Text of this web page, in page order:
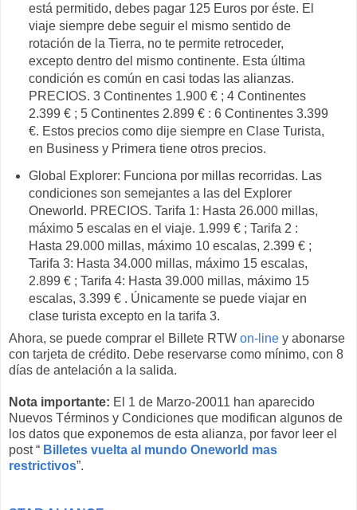
está permitido, debes pagar 125 Euros por éste. El
viaje siempre debe seguir el mismo sentido de
rotación de la Tierra, no te permite retroceder,
excepto dentro del mismo continente. Esta última
condición es común en casi todas las alianzas.
PRECIOS. 3 Continentes 1.900 € ; 4 Continentes
2.399 € ; 5 Continentes 2.899 € : 6 Continentes 3.399
€. Estos precios como dije siempre en Clase Turista,
en Business y Primera tiene otros precios.
Global Explorer: Funciona por millas recorridas. Las
condiciones son semejantes a las del Explorer
Oneworld. PRECIOS. Tarifa 1: Hasta 26.000 millas,
máximo 5 escalas en el viaje. 1.999 € ; Tarifa 2 :
Hasta 29.000 millas, máximo 10 escalas, 2.399 € ;
Tarifa 3: Hasta 34.000 millas, máximo 15 escalas,
2.899 € ; Tarifa 4: Hasta 39.000 millas, máximo 15
escalas, 3.399 € . Únicamente se puede viajar en
clase turista excepto en la tarifa 3.
Ahora, se puede comprar el Billete RTW on-line y abonarse
con tarjeta de crédito. Debe reservarse como mínimo, con 8
días de antelación a la salida.
Nota importante: El 1 de Marzo-20011 han aparecido
Nuevos Términos y Condiciones que modifican algunos de
los datos que exponemos de esta alianza, por favor leer el
post “ Billetes vuelta al mundo Oneworld mas
restrictivos”.